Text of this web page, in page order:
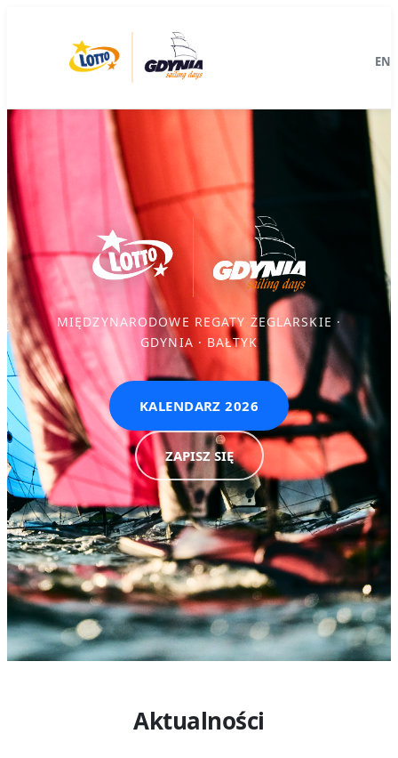
EN
MIĘDZYNARODOWE REGATY ŻEGLARSKIE ·
GDYNIA · BAŁTYK
KALENDARZ 2026
ZAPISZ SIĘ
Aktualności